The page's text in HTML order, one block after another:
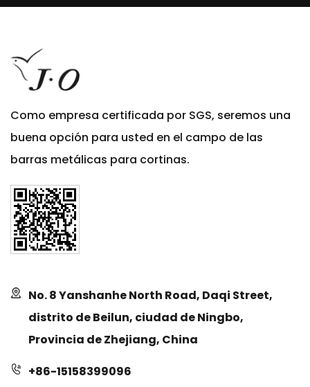
Como empresa certificada por SGS, seremos una
buena opción para usted en el campo de las
barras metálicas para cortinas.
No. 8 Yanshanhe North Road, Daqi Street,
distrito de Beilun, ciudad de Ningbo,
Provincia de Zhejiang, China
+86-15158399096